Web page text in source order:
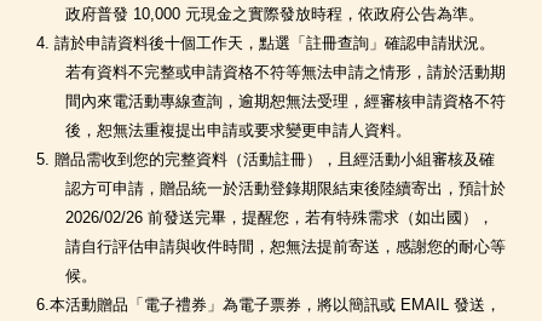
政府普發 10,000 元現金之實際發放時程，依政府公告為準。
4. 請於申請資料後十個工作天，點選「註冊查詢」確認申請狀況。
若有資料不完整或申請資格不符等無法申請之情形，請於活動期
間內來電活動專線查詢，逾期恕無法受理，經審核申請資格不符
後，恕無法重複提出申請或要求變更申請人資料。
5. 贈品需收到您的完整資料（活動註冊），且經活動小組審核及確
認方可申請，贈品統一於活動登錄期限結束後陸續寄出，預計於
2026/02/26 前發送完畢，提醒您，若有特殊需求（如出國），
請自行評估申請與收件時間，恕無法提前寄送，感謝您的耐心等
候。
6.本活動贈品「電子禮券」為電子票券，將以簡訊或 EMAIL 發送，